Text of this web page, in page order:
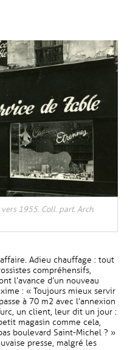
1955. Coll. part. Arch.
Adieu chauffage : tout
compréhensifs,
l’avance d’un nouveau
: « Toujours mieux servir
à 70 m2 avec l’annexion
un client, leur dit un jour :
magasin comme cela,
boulevard Saint-Michel ? »
presse, malgré les